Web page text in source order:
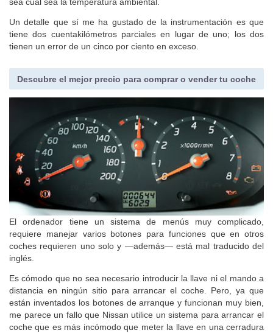
sea cual sea la temperatura ambiental.
Un detalle que sí me ha gustado de la instrumentación es que
tiene dos cuentakilómetros parciales en lugar de uno; los dos
tienen un error de un cinco por ciento en exceso.
Descubre el mejor precio para comprar o vender tu coche
El ordenador tiene un sistema de menús muy complicado,
requiere manejar varios botones para funciones que en otros
coches requieren uno solo y —además— está mal traducido del
inglés.
Es cómodo que no sea necesario introducir la llave ni el mando a
distancia en ningún sitio para arrancar el coche. Pero, ya que
están inventados los botones de arranque y funcionan muy bien,
me parece un fallo que Nissan utilice un sistema para arrancar el
coche que es más incómodo que meter la llave en una cerradura